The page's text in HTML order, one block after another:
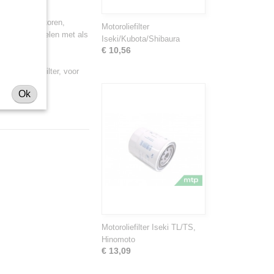
minitractoren,
onderdelen met als
motoroliefilter, voor
Motoroliefilter
Iseki/Kubota/Shibaura
€ 10,56
Motoroliefilter Iseki TL/TS,
Hinomoto
€ 13,09
Ok